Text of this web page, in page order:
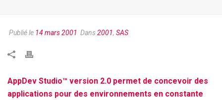
Publié le 14 mars 2001 Dans2001, SAS
AppDev Studio™ version 2.0 permet de concevoir des
applications pour des environnements en constante